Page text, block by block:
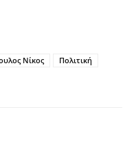
Νίκος
Πολιτική